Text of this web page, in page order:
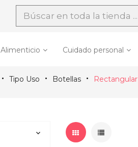
Alimenticio Cuidado personal
Tipo Uso Botellas Rectangular
